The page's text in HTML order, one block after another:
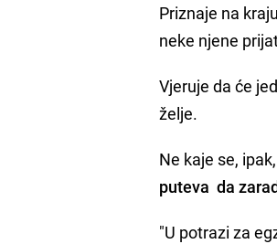
Priznaje na
neke njene
Vjeruje da će
želje.
Ne kaje se,
puteva da
"U potrazi za